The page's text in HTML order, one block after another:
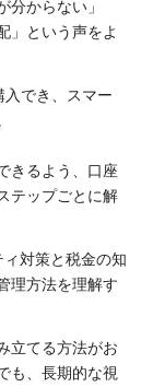
分からない」
」という声をよ
でき、スマー
きるよう、口座
テップごとに解
対策と税金の知
理方法を理解す
立てる方法がお
も、長期的な視